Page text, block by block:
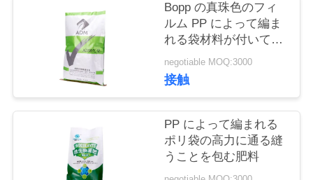
合
Bopp の真珠色のフィ
ルム PP によって編ま
れる袋材料が付いてい
る印刷された肥料包装
袋
negotiable MOQ:3000
接触
PP によって編まれる
ポリ袋の高力に通る縫
うことを包む肥料